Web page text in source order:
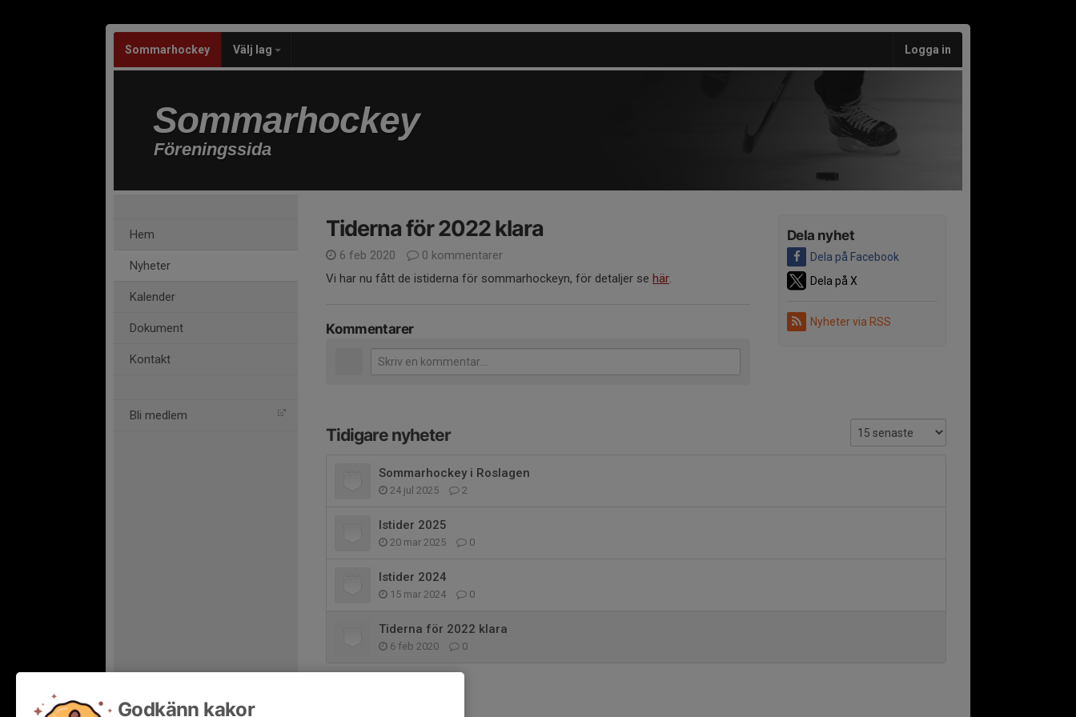
Sommarhockey Välj lag Logga in
Sommarhockey
Föreningssida
Hem
Nyheter
Kalender
Dokument
Kontakt
Bli medlem
Dela nyhet
Dela på Facebook
Dela på X
Nyheter via RSS
Tiderna för 2022 klara
6 feb 2020
0 kommentarer
Vi har nu fått de istiderna för sommarhockeyn, för detaljer se här.
Kommentarer
Tidigare nyheter
Sommarhockey i Roslagen
24 jul 2025 2
Istider 2025
20 mar 2025 0
Istider 2024
15 mar 2024 0
Tiderna för 2022 klara
6 feb 2020 0
Godkänn kakor